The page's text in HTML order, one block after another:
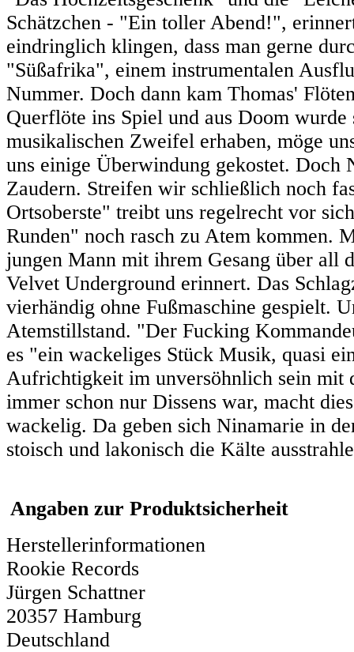
Schätzchen - "Ein toller Abend!",
eindringlich klingen, dass man gerne
"Süßafrika", einem instrumentalen
Nummer. Doch dann kam Thomas'
Querflöte ins Spiel und aus Doom
musikalischen Zweifel erhaben, möge
uns einige Überwindung gekostet. Doch
Zaudern. Streifen wir schließlich noch
Ortsoberste" treibt uns regelrecht vor
Runden" noch rasch zu Atem kommen.
jungen Mann mit ihrem Gesang über all
Velvet Underground erinnert. Das
vierhändig ohne Fußmaschine gespielt.
Atemstillstand. "Der Fucking
es "ein wackeliges Stück Musik, quasi
Aufrichtigkeit im unversöhnlich sein mit
immer schon nur Dissens war, macht
wackelig. Da geben sich Ninamarie in
stoisch und lakonisch die Kälte
Angaben zur Produktsicherheit
Herstellerinformationen
Rookie Records
Jürgen Schattner
20357 Hamburg
Deutschland